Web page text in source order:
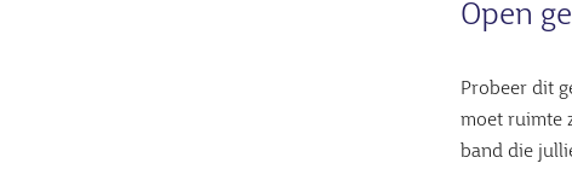
Open
Probeer dit
moet ruimte
band die